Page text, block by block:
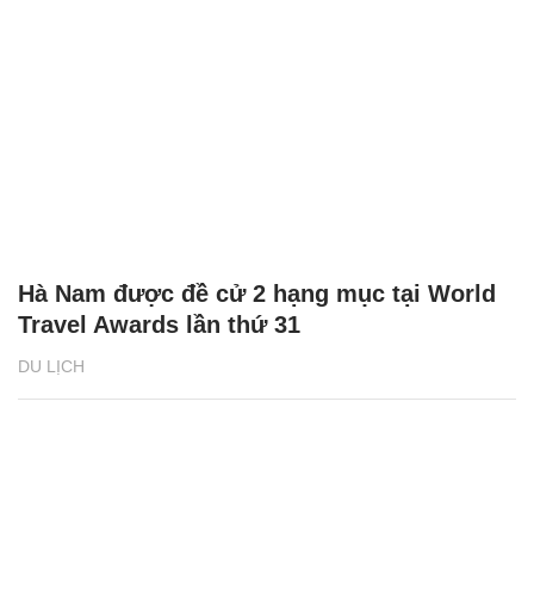
DU LỊCH
Hà Nam được đề cử 2 hạng mục tại World
Travel Awards lần thứ 31